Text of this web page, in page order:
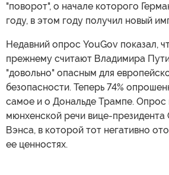
"поворот", о начале которого
году, в этом году получил новый
Недавний опрос YouGov показал,
прежнему считают Владимира
"довольно" опасным для
безопасности. Теперь 74%
самое и о Дональде Трампе. Опрос
мюнхенской речи вице-
Вэнса, в которой тот негативно
ее ценностях.